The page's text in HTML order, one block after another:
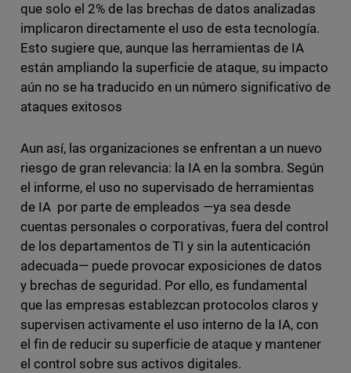
que solo el 2% de las brechas de datos analizadas
implicaron directamente el uso de esta tecnología.
Esto sugiere que, aunque las herramientas de IA
están ampliando la superficie de ataque, su impacto
aún no se ha traducido en un número significativo de
ataques exitosos
Aun así, las organizaciones se enfrentan a un nuevo
riesgo de gran relevancia: la IA en la sombra. Según
el informe, el uso no supervisado de herramientas
de IA por parte de empleados —ya sea desde
cuentas personales o corporativas, fuera del control
de los departamentos de TI y sin la autenticación
adecuada— puede provocar exposiciones de datos
y brechas de seguridad. Por ello, es fundamental
que las empresas establezcan protocolos claros y
supervisen activamente el uso interno de la IA, con
el fin de reducir su superficie de ataque y mantener
el control sobre sus activos digitales.